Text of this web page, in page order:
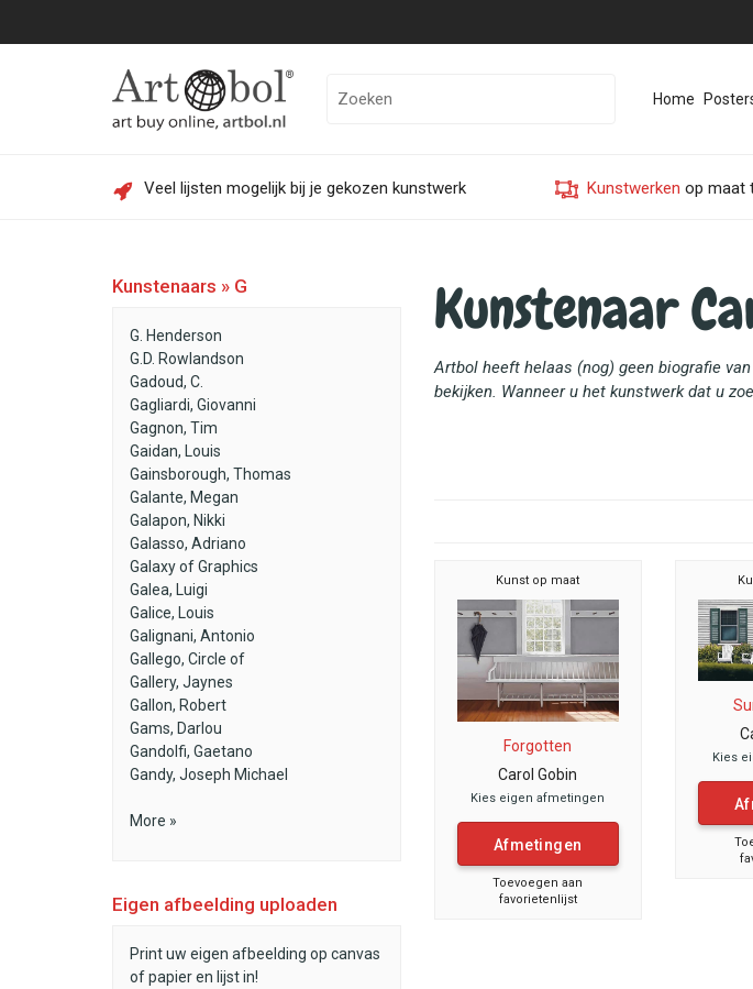
Home
Veel lijsten mogelijk bij je gekozen kunstwerk Kunstwerken op maat
Kunstenaars » G
G. Henderson
G.D. Rowlandson
Gadoud, C.
Gagliardi, Giovanni
Gagnon, Tim
Gaidan, Louis
Gainsborough, Thomas
Galante, Megan
Galapon, Nikki
Galasso, Adriano
Galaxy of Graphics
Galea, Luigi
Galice, Louis
Galignani, Antonio
Gallego, Circle of
Gallery, Jaynes
Gallon, Robert
Gams, Darlou
Gandolfi, Gaetano
Gandy, Joseph Michael
More »
Eigen afbeelding uploaden
Print uw eigen afbeelding op canvas
of papier en lijst in!
Kunstenaar
Artbol heeft helaas (nog) geen biografie
bekijken. Wanneer u het kunstwerk dat u
Kunst op maat
Forgotten
Carol Gobin
Kies eigen afmetingen
Afmetingen
Toevoegen aan
favorietenlijst
Kies